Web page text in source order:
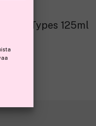
Skin Types 125ml